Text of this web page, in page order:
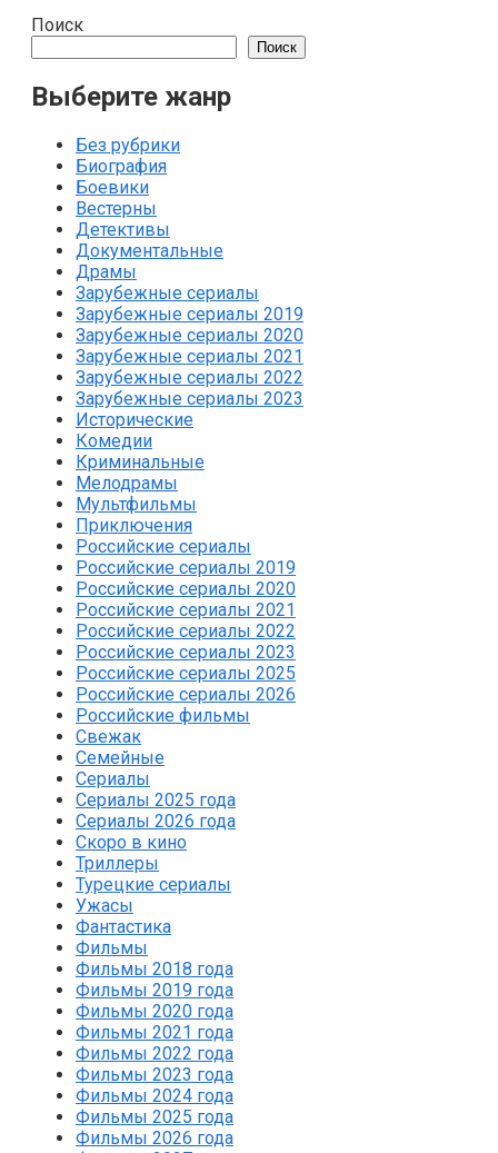
Поиск
Поиск
Выберите жанр
Без рубрики
Биография
Боевики
Вестерны
Детективы
Документальные
Драмы
Зарубежные сериалы
Зарубежные сериалы 2019
Зарубежные сериалы 2020
Зарубежные сериалы 2021
Зарубежные сериалы 2022
Зарубежные сериалы 2023
Исторические
Комедии
Криминальные
Мелодрамы
Мультфильмы
Приключения
Российские сериалы
Российские сериалы 2019
Российские сериалы 2020
Российские сериалы 2021
Российские сериалы 2022
Российские сериалы 2023
Российские сериалы 2025
Российские сериалы 2026
Российские фильмы
Свежак
Семейные
Сериалы
Сериалы 2025 года
Сериалы 2026 года
Скоро в кино
Триллеры
Турецкие сериалы
Ужасы
Фантастика
Фильмы
Фильмы 2018 года
Фильмы 2019 года
Фильмы 2020 года
Фильмы 2021 года
Фильмы 2022 года
Фильмы 2023 года
Фильмы 2024 года
Фильмы 2025 года
Фильмы 2026 года